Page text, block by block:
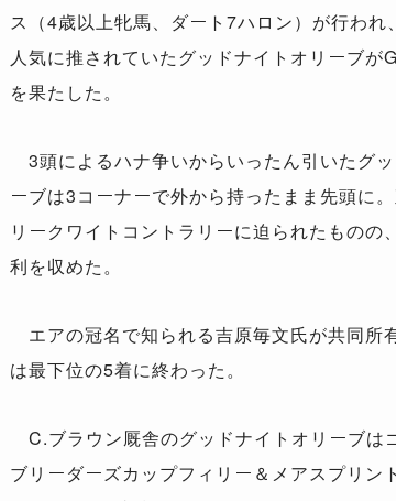
ス（4歳以上牝馬、ダート7ハロン）が行われ
人気に推されていたグッドナイトオリーブが
を果たした。
3頭によるハナ争いからいったん引いたグッ
ーブは3コーナーで外から持ったまま先頭に
リークワイトコントラリーに迫られたものの
利を収めた。
エアの冠名で知られる吉原毎文氏が共同所
は最下位の5着に終わった。
C.ブラウン厩舎のグッドナイトオリーブは
ブリーダーズカップフィリー＆メアスプリ